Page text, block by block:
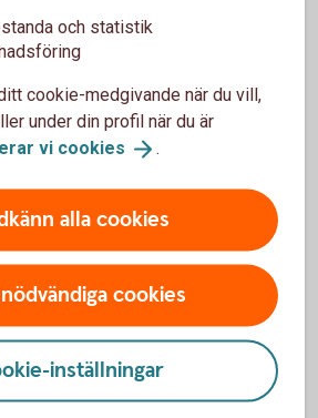
Outlook
presenterar de senaste
Baltikum och de viktigaste
Konjunkturrapporten utkommer
två uppdateringar däremellan.
Outlook
och statistik
cookie-medgivande när du vill,
under din profil när du är
vi cookies .
alla cookies
cookies
inställningar